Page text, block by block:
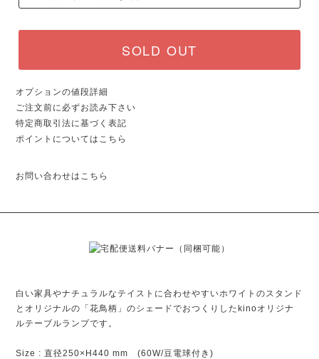
SOLD OUT
オプションの値段詳細
ご注文前に必ずお読み下さい
特定商取引法に基づく表記
ポイントについてはこちら
お問い合わせはこちら
白い家具やナチュラルなテイストに合わせやすいホワイトのスタンド
とオリジナルの「花鳥柄」のシェードでおつくりしたkinoオリジナ
ルテーブルランプです。
Size : 直径250×H440 mm (60W/豆電球付き)